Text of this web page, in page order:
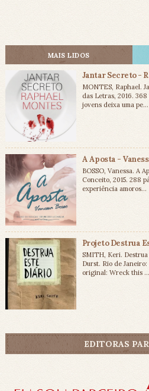
MAIS LIDOS
Jantar Secreto -
MONTES, Raphael.
das Letras, 2016. 368
jovens deixa uma pe...
A Aposta -
BOSSO, Vanessa. A
Conceito, 2015. 288
experiência amoros...
Projeto Destrua
SMITH, Keri.
Durst. Rio de
original: Wreck this ...
EDITORAS